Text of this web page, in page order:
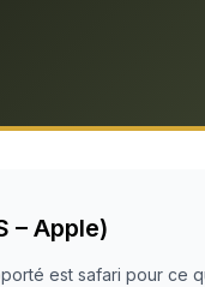
– Apple)
est safari pour ce